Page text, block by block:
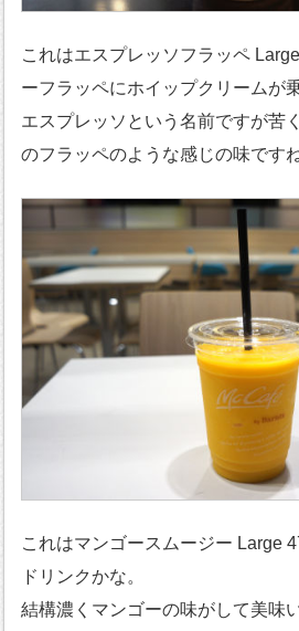
これはエスプレッソフラッペ
ーフラッペにホイップクリームが
エスプレッソという名前ですが苦
のフラッペのような感じの味ですね
これはマンゴースムージー Large
ドリンクかな。
結構濃くマンゴーの味がして美味